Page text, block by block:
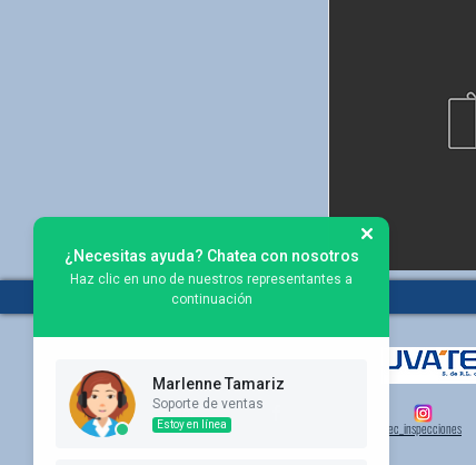
grupoaprotec uvatec_inspecciones
¿Necesitas ayuda? Chatea con nosotros
Haz clic en uno de nuestros representantes a
continuación
Marlenne Tamariz
Soporte de ventas
Estoy en línea